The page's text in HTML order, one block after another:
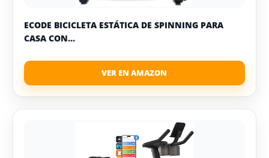
ECODE BICICLETA ESTÁTICA DE SPINNING PARA
CASA CON...